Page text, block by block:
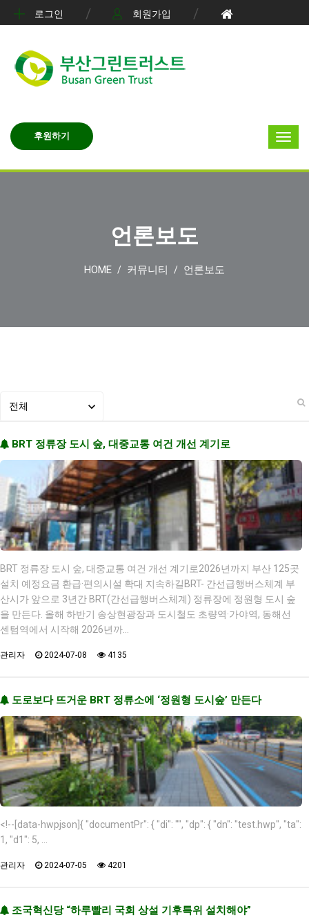
로그인 회원가입
후원하기
언론보도
HOME / 커뮤니티 / 언론보도
BRT 정류장 도시 숲, 대중교통 여건 개선 계기로
BRT 정류장 도시 숲, 대중교통 여건 개선 계기로2026년까지 부산 125곳
설치 예정요금 환급·편의시설 확대 지속하길BRT- 간선급행버스체계 부
산시가 앞으로 3년간 BRT(간선급행버스체계) 정류장에 정원형 도시 숲
을 만든다. 올해 하반기 송상현광장과 도시철도 초량역·가야역, 동해선
센텀역에서 시작해 2026년까…
관리자 2024-07-08 4135
도로보다 뜨거운 BRT 정류소에 ‘정원형 도시숲’ 만든다
<!--[data-hwpjson]{ "documentPr": { "di": "", "dp": { "dn": "test.hwp", "ta":
1, "d1": 5, …
관리자 2024-07-05 4201
조국혁신당 “하루빨리 국회 상설 기후특위 설치해야”